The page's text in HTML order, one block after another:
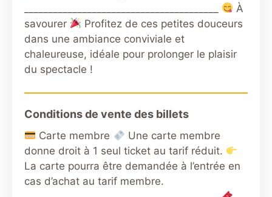
À
savourer
Profitez de ces petites douceurs
dans une ambiance conviviale et
chaleureuse, idéale pour prolonger le plaisir
du spectacle !
Conditions de vente des billets
Carte membre
Une carte membre
donne droit à 1 seul ticket au tarif réduit.
La carte pourra être demandée à l’entrée en
cas d’achat au tarif membre.